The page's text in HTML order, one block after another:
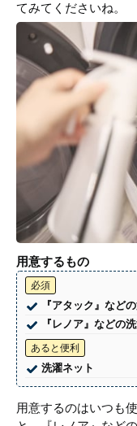
てみてくださいね。
用意するもの
必須
『アタック』など
『レノア』などの
あると便利
洗濯ネット
用意するのはいつも